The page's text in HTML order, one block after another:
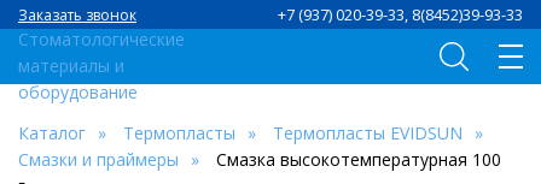
+7 (937) 020-39-33, 8(8452)39-93-33
Заказать звонок
Каталог Термопласты
Термопласты EVIDSUN
Смазки и праймеры
Смазка высокотемпературная 100